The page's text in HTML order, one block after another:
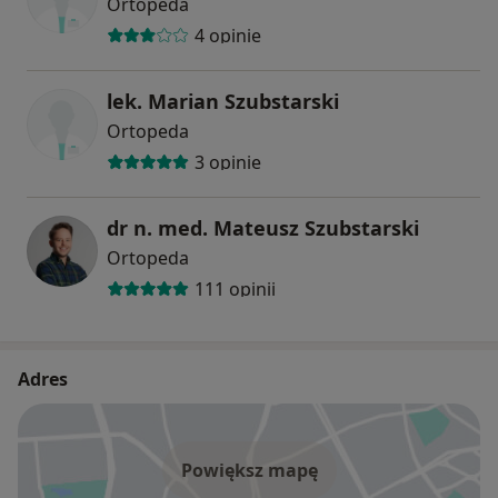
4 opinie
lek. Marian Szubstarski
Ortopeda
3 opinie
dr n. med. Mateusz Szubstarski
Ortopeda
111 opinii
Adres
Powiększ mapę